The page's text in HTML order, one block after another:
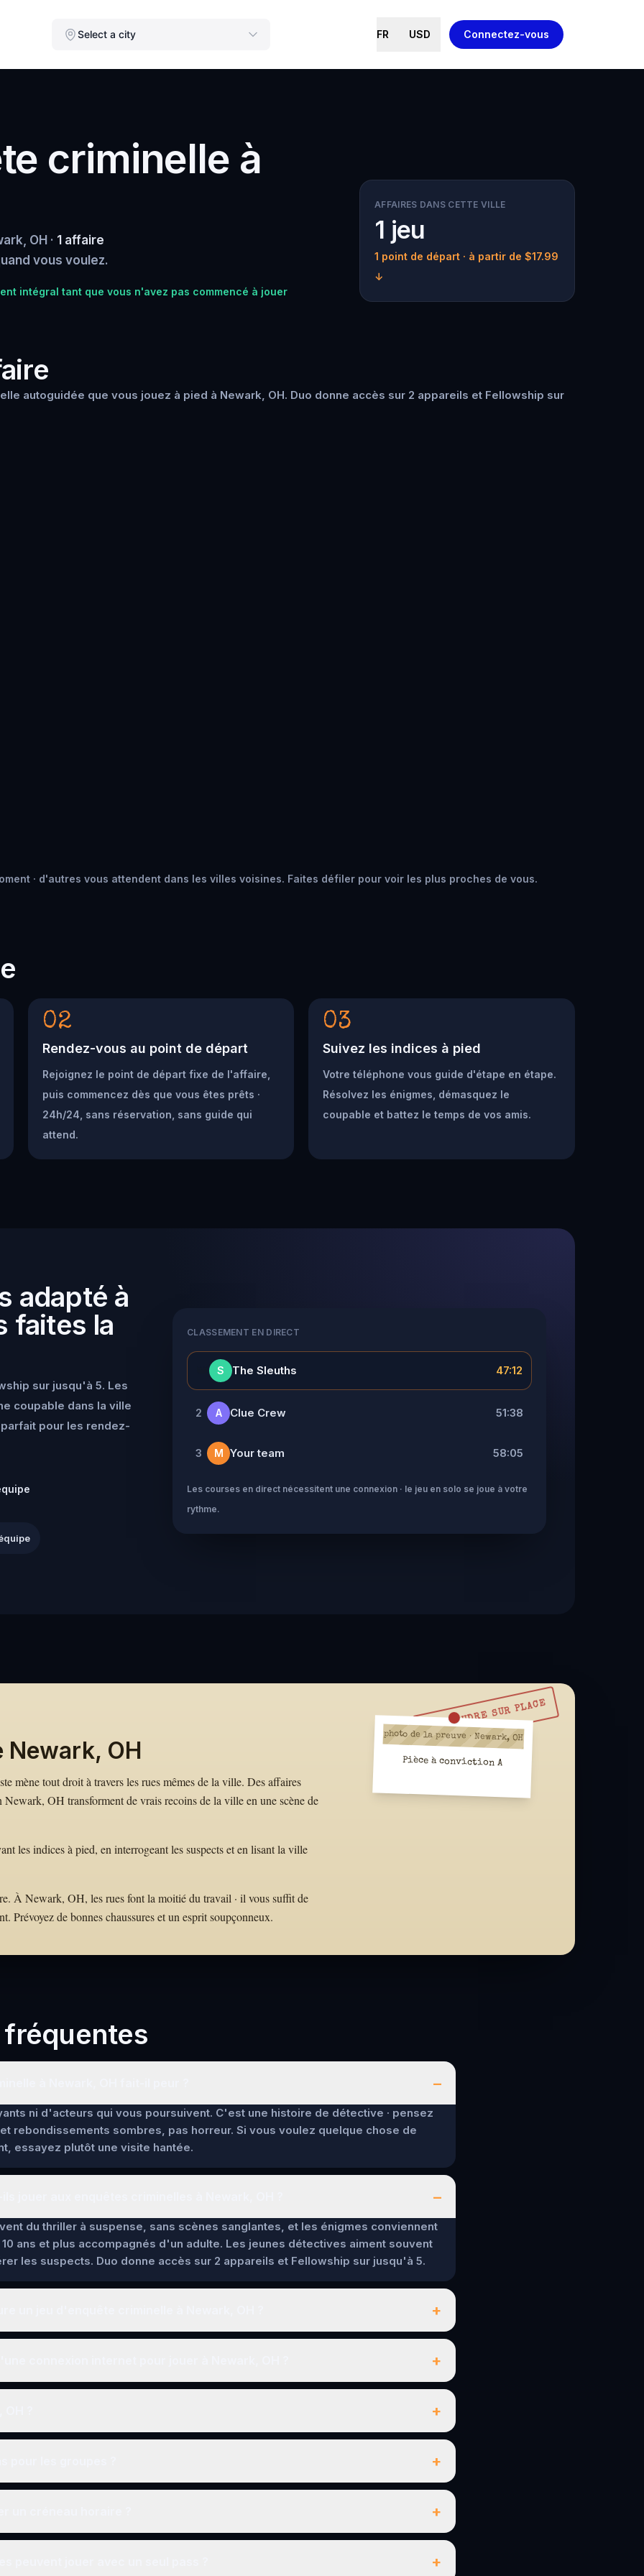
Select a city FR USD Connectez-vous
criminelle à
OH · 1 affaire
vous voulez.
intégral tant que vous n'avez pas commencé à jouer
AFFAIRES DANS CETTE VILLE
1 jeu
1 point de départ · à partir de $17.99
↓
autoguidée que vous jouez à pied à Newark, OH. Duo donne accès sur 2 appareils et Fellowship sur
· d'autres vous attendent dans les villes voisines. Faites défiler pour voir les plus proches de vous.
02
Rendez-vous au point de départ
Rejoignez le point de départ fixe de l'affaire,
puis commencez dès que vous êtes prêts ·
24h/24, sans réservation, sans guide qui
attend.
03
Suivez les indices à pied
Votre téléphone vous guide d'étape en étape.
Résolvez les énigmes, démasquez le
coupable et battez le temps de vos amis.
adapté à
faites la
sur jusqu'à 5. Les
coupable dans la ville
pour les rendez-
CLASSEMENT EN DIRECT
S The Sleuths 47:12
2 A Clue Crew 51:38
3 M Your team 58:05
Les courses en direct nécessitent une connexion · le jeu en solo se joue à votre
rythme.
À RÉSOUDRE SUR PLACE
Newark, OH
mène tout droit à travers les rues mêmes de la ville. Des affaires
OH transforment de vrais recoins de la ville en une scène de
les indices à pied, en interrogeant les suspects et en lisant la ville
À Newark, OH, les rues font la moitié du travail · il vous suffit de
Prévoyez de bonnes chaussures et un esprit soupçonneux.
photo de la preuve · Newark, OH
Pièce à conviction A
–
ni d'acteurs qui vous poursuivent. C'est une histoire de détective · pensez
rebondissements sombres, pas horreur. Si vous voulez quelque chose de
essayez plutôt une visite hantée.
–
du thriller à suspense, sans scènes sanglantes, et les énigmes conviennent
ans et plus accompagnés d'un adulte. Les jeunes détectives aiment souvent
les suspects. Duo donne accès sur 2 appareils et Fellowship sur jusqu'à 5.
+
+
+
+
+
+